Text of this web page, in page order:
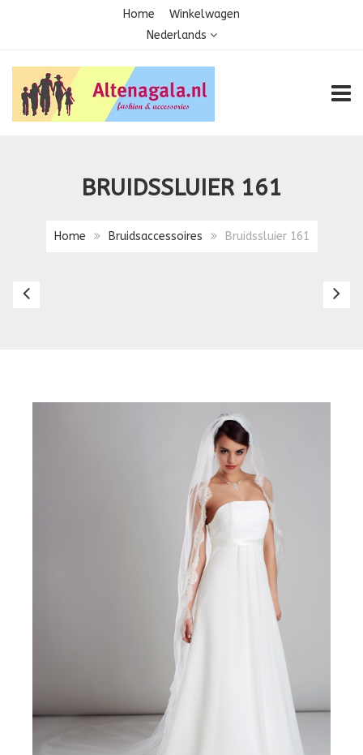
Home
Winkelwagen
Nederlands
BRUIDSSLUIER 161
Home Bruidsaccessoires Bruidssluier 161
Bruidssluier